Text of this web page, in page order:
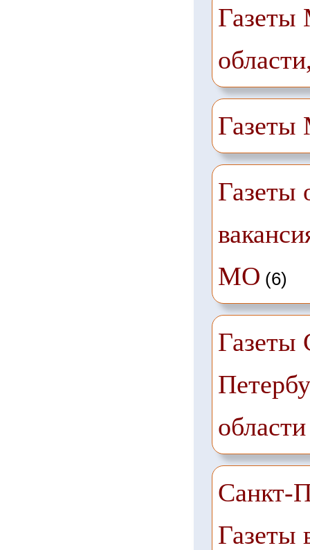
Газеты
Газеты
МО (6)
Газеты
области
Санкт-
Газеты